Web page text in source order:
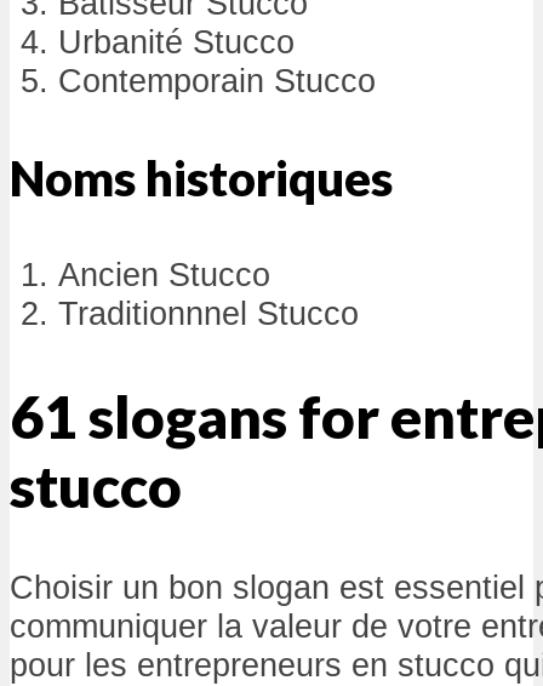
Urbanité Stucco
Contemporain Stucco
Noms historiques
Ancien Stucco
Traditionnnel Stucco
61 slogans for
stucco
Choisir un bon slogan est essentiel
communiquer la valeur de votre
pour les entrepreneurs en stucco